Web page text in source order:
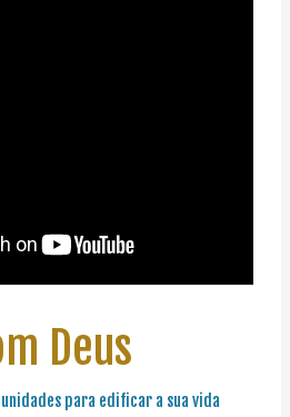
Deus
para edificar a sua vida